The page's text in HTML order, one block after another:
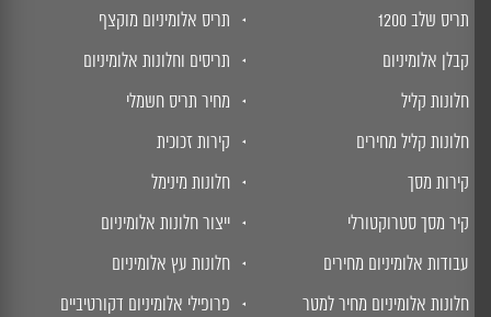
תריס שלב 1200
קבלן אלומיניום
חלונות קליל
חלונות קליל מחירים
קירות מסך
קיר מסך סטרוקטורלי
עבודות אלומיניום מחירים
חלונות אלומיניום מחיר למטר
תריס אלומיניום מוקצף
תריסים וחלונות אלומיניום
מחיר תריס חשמלי
קירות זכוכית
חלונות מינימל
ייצור חלונות אלומיניום
חלונות עץ אלומיניום
פרופילי אלומיניום דקורטיביים